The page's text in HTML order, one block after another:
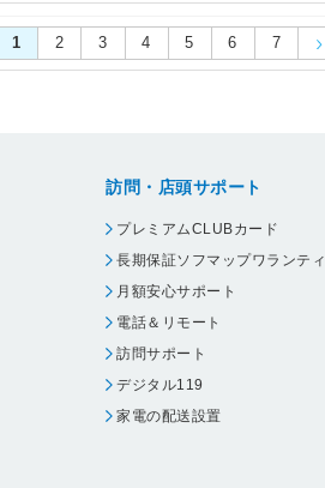
1 2 3 4 5 6 7
訪問・店頭サポート
プレミアムCLUBカード
長期保証ソフマップワランティ
月額安心サポート
電話＆リモート
訪問サポート
デジタル119
家電の配送設置